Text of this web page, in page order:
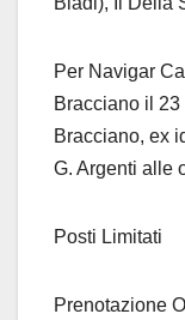
Per Navigar
Bracciano il
Bracciano, ex
G. Argenti alle
Posti Limitati
Prenotazione